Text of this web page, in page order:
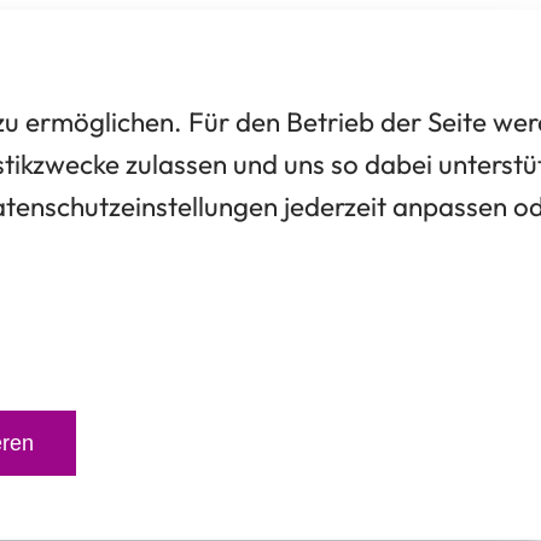
ermöglichen. Für den Betrieb der Seite
zulassen und uns so dabei
jederzeit anpassen